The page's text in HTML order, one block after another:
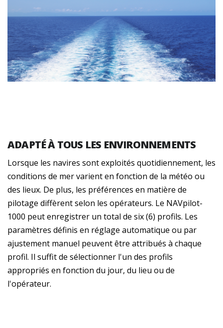
ADAPTÉ À TOUS LES ENVIRONNEMENTS
Lorsque les navires sont exploités quotidiennement, les
conditions de mer varient en fonction de la météo ou
des lieux. De plus, les préférences en matière de
pilotage diffèrent selon les opérateurs. Le NAVpilot-
1000 peut enregistrer un total de six (6) profils. Les
paramètres définis en réglage automatique ou par
ajustement manuel peuvent être attribués à chaque
profil. Il suffit de sélectionner l'un des profils
appropriés en fonction du jour, du lieu ou de
l'opérateur.